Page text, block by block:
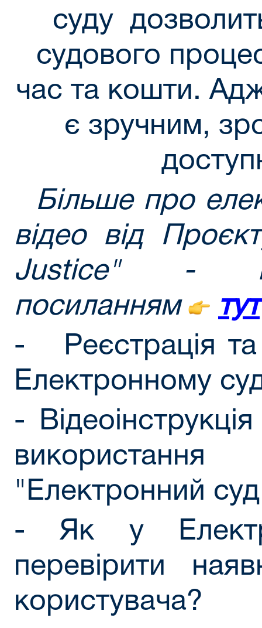
суду
судового
час та кошти.
є зручним,
Більше про
відео від
Justice" -
посиланням
тут
- Реєстрація та
Електронному
-
"Електронний
- Як у
перевірити
користувача?